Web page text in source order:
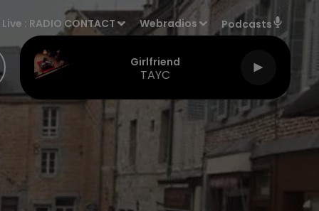
Live : RADIO CONTACT Webradios Podcasts
Girlfriend
TAYC